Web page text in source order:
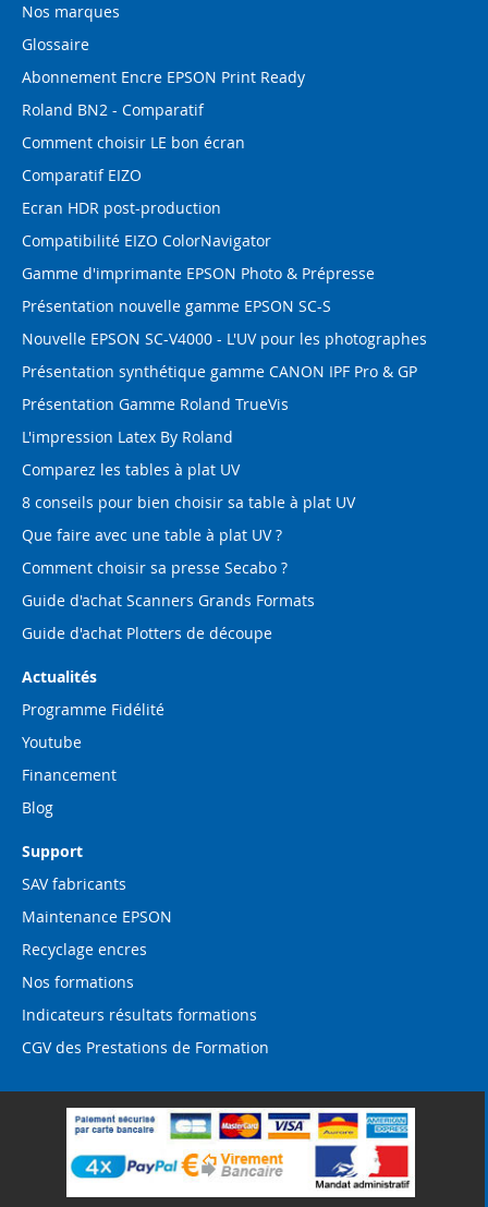
Nos marques
Glossaire
Abonnement Encre EPSON Print Ready
Roland BN2 - Comparatif
Comment choisir LE bon écran
Comparatif EIZO
Ecran HDR post-production
Compatibilité EIZO ColorNavigator
Gamme d'imprimante EPSON Photo & Prépresse
Présentation nouvelle gamme EPSON SC-S
Nouvelle EPSON SC-V4000 - L'UV pour les photographes
Présentation synthétique gamme CANON IPF Pro & GP
Présentation Gamme Roland TrueVis
L'impression Latex By Roland
Comparez les tables à plat UV
8 conseils pour bien choisir sa table à plat UV
Que faire avec une table à plat UV ?
Comment choisir sa presse Secabo ?
Guide d'achat Scanners Grands Formats
Guide d'achat Plotters de découpe
Actualités
Programme Fidélité
Youtube
Financement
Blog
Support
SAV fabricants
Maintenance EPSON
Recyclage encres
Nos formations
Indicateurs résultats formations
CGV des Prestations de Formation